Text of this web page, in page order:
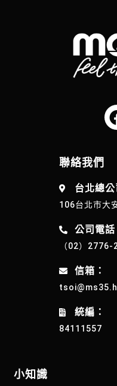
聯絡我們
台北總公
106台北市大
公司電話
（02）2776-
信箱：
統編：
84111557
小知識